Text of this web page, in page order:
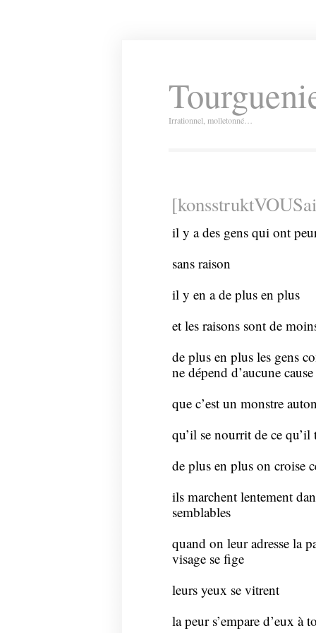
Irrationnel, molletonné…
il y a des gens qui ont
sans raison
il y en a de plus en plus
et les raisons sont de
de plus en plus les gens
ne dépend d’aucune cause
que c’est un monstre
qu’il se nourrit de ce
de plus en plus on croise
ils marchent lentement
semblables
quand on leur adresse la
visage se fige
leurs yeux se vitrent
la peur s’empare d’eux à